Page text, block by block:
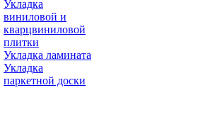
Укладка
виниловой и
кварцвиниловой
плитки
Укладка ламината
Укладка
паркетной доски